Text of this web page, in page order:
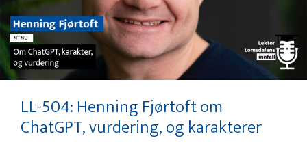
LL-504: Henning Fjørtoft om
ChatGPT, vurdering, og karakterer